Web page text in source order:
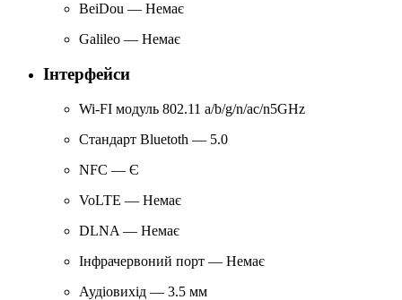
BeiDou — Немає
Galileo — Немає
Інтерфейси
Wi-FI модуль 802.11 a/b/g/n/ac/n5GHz
Стандарт Bluetoth — 5.0
NFC — Є
VoLTE — Немає
DLNA — Немає
Інфрачервоний порт — Немає
Аудіовихід — 3.5 мм